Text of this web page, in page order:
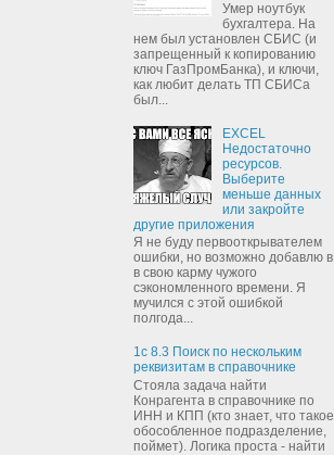
Умер ноутбук
бухгалтера. На
нем был установлен СБИС (и
запрещенный к копированию
ключ ГазПромБанка), и ключи,
как любит делать ТП СБИСа
был...
EXCEL
Недостаточно
ресурсов.
Выберите
меньше данных
или закройте
другие приложения
Я не буду первооткрывателем
ошибки, но возможно добавлю в
в свою карму чужого
сэкономленного времени. Я
мучился с этой ошибкой
полгода...
1с 8.3 Поиск по нескольким
реквизитам в справочнике
Стояла задача найти
Конрагента в справочнике по
ИНН и КПП (кто знает, что такое
обособленное подразделение,
поймет). Логика проста - найти